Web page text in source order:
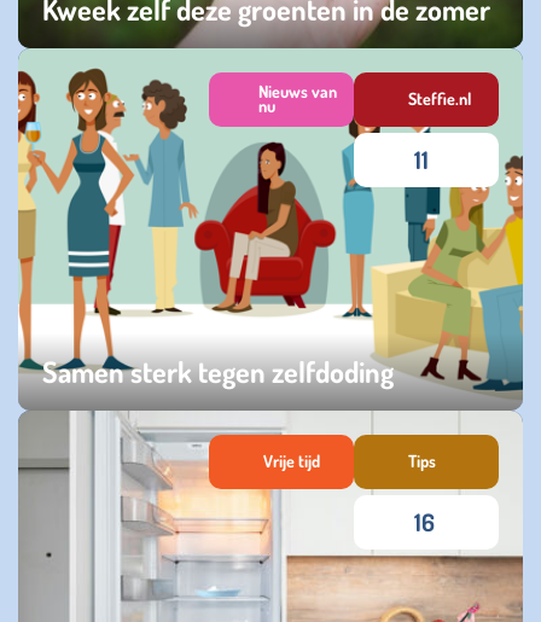
Kweek zelf deze groenten in de zomer
woensdag 24 juni 2026
Samen sterk tegen zelfdoding
zondag 07 september 2025
Nieuws van
nu Steffie.nl
11
Vrije tijd Tips
16